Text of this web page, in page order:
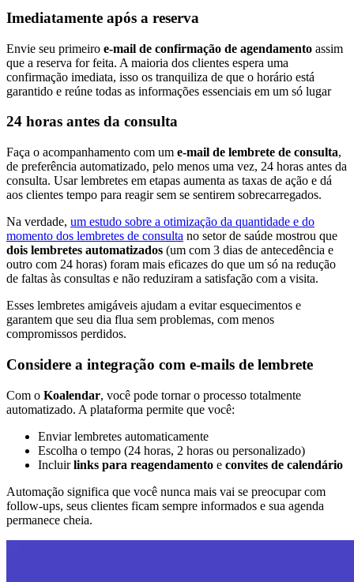
Imediatamente após a reserva
Envie seu primeiro e-mail de confirmação de agendamento assim
que a reserva for feita. A maioria dos clientes espera uma
confirmação imediata, isso os tranquiliza de que o horário está
garantido e reúne todas as informações essenciais em um só lugar
24 horas antes da consulta
Faça o acompanhamento com um e-mail de lembrete de consulta,
de preferência automatizado, pelo menos uma vez, 24 horas antes da
consulta. Usar lembretes em etapas aumenta as taxas de ação e dá
aos clientes tempo para reagir sem se sentirem sobrecarregados.
Na verdade, um estudo sobre a otimização da quantidade e do
momento dos lembretes de consulta no setor de saúde mostrou que
dois lembretes automatizados (um com 3 dias de antecedência e
outro com 24 horas) foram mais eficazes do que um só na redução
de faltas às consultas e não reduziram a satisfação com a visita.
Esses lembretes amigáveis ajudam a evitar esquecimentos e
garantem que seu dia flua sem problemas, com menos
compromissos perdidos.
Considere a integração com e-mails de lembrete
Com o Koalendar, você pode tornar o processo totalmente
automatizado. A plataforma permite que você:
Enviar lembretes automaticamente
Escolha o tempo (24 horas, 2 horas ou personalizado)
Incluirlinks para reagendamento e convites de calendário
Automação significa que você nunca mais vai se preocupar com
follow-ups, seus clientes ficam sempre informados e sua agenda
permanece cheia.